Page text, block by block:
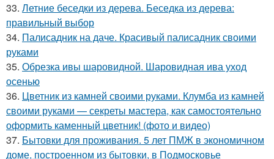
33. Летние беседки из дерева. Беседка из дерева:
правильный выбор
34. Палисадник на даче. Красивый палисадник своими
руками
35. Обрезка ивы шаровидной. Шаровидная ива уход
осенью
36. Цветник из камней своими руками. Клумба из камней
своими руками — секреты мастера, как самостоятельно
оформить каменный цветник! (фото и видео)
37. Бытовки для проживания. 5 лет ПМЖ в экономичном
доме, построенном из бытовки, в Подмосковье